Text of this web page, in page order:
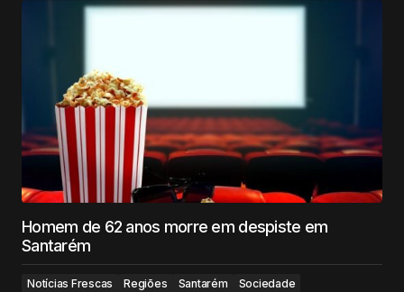
Homem de 62 anos morre em despiste em
Santarém
Notícias Frescas Regiões Santarém
Sociedade